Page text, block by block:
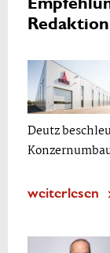
Redaktion
Deutz
weiterlesen